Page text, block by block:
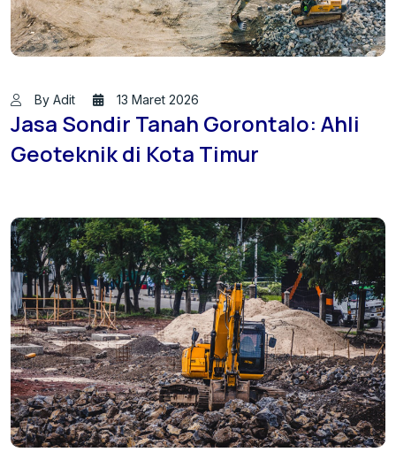
By Adit 13 Maret 2026
Jasa Sondir Tanah Gorontalo: Ahli
Geoteknik di Kota Timur